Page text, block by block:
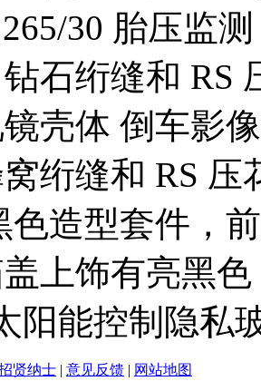
30 胎压监
石绗缝和 RS
壳体 倒车影
绗缝和 RS
色造型套件，
上饰有亮黑
阳能控制隐私
贤纳士 意见反馈 网站地图